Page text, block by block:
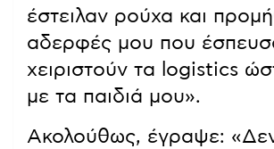
έστειλαν ρούχα και
αδερφές μου που
χειριστούν τα logistics
με τα παιδιά μου».
Ακολούθως, έγραψε: